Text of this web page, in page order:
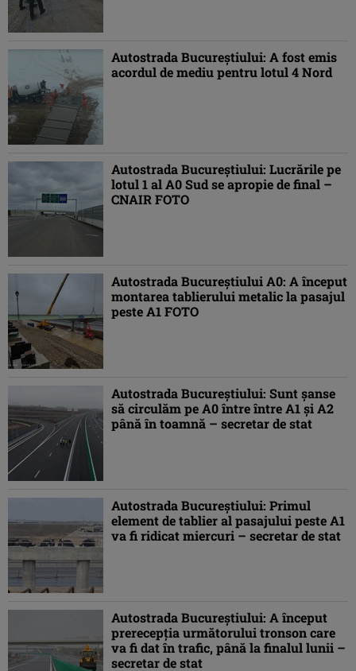
Autostrada Bucureștiului: A fost emis
acordul de mediu pentru lotul 4 Nord
Autostrada Bucureștiului: Lucrările pe
lotul 1 al A0 Sud se apropie de final –
CNAIR FOTO
Autostrada Bucureștiului A0: A început
montarea tablierului metalic la pasajul
peste A1 FOTO
Autostrada Bucureștiului: Sunt șanse
să circulăm pe A0 între între A1 și A2
până în toamnă – secretar de stat
Autostrada Bucureștiului: Primul
element de tablier al pasajului peste A1
va fi ridicat miercuri – secretar de stat
Autostrada Bucureștiului: A început
prerecepția următorului tronson care
va fi dat în trafic, până la finalul lunii –
secretar de stat